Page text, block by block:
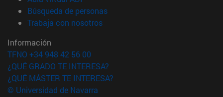
Búsqueda de personas(abre en nueva ventana)
Trabaja con nosotros(abre en nueva ventana)
Información
TFNO +34 948 42 56 00
¿QUÉ GRADO TE INTERESA?
¿QUÉ MÁSTER TE INTERESA?
© Universidad de Navarra